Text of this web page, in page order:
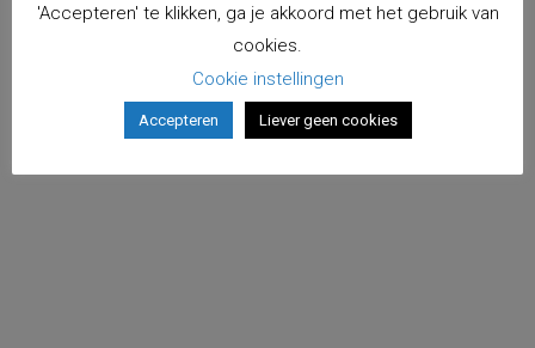
'Accepteren' te klikken, ga je akkoord met het gebruik van
cookies.
Cookie instellingen
Accepteren Liever geen cookies